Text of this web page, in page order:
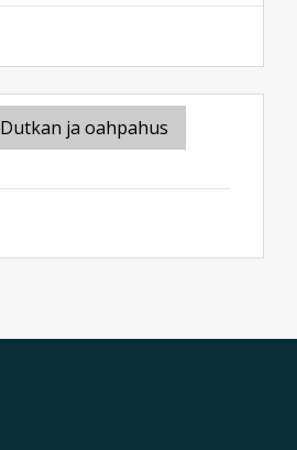
Dutkan ja oahpahus